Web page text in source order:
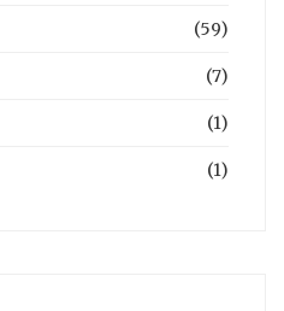
(59)
(7)
(1)
(1)